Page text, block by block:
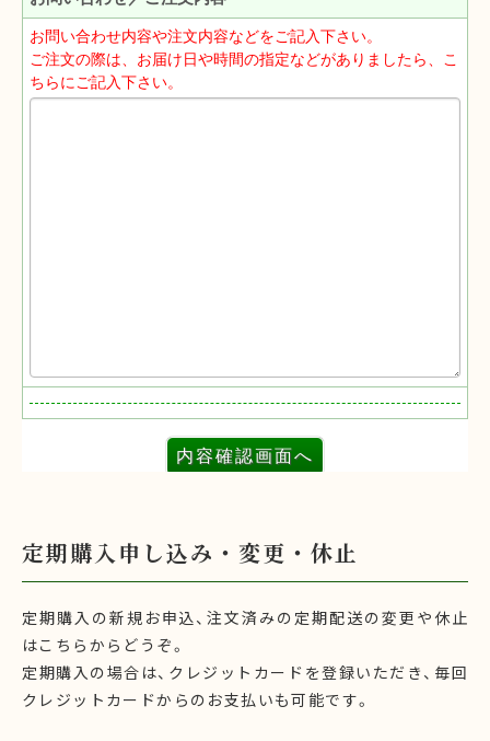
定期購入申し込み・変更・休止
定期購入の新規お申込、注文済みの定期配送の変更や休止
はこちらからどうぞ。
定期購入の場合は、クレジットカードを登録いただき、毎回
クレジットカードからのお支払いも可能です。